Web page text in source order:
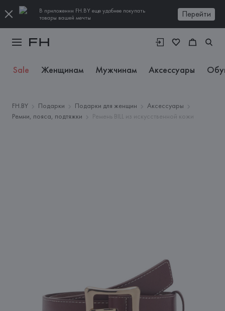
В приложении FH.BY еще удобнее покупать
товары вашей мечты
Перейти
Sale Женщинам Мужчинам Аксессуары
FH.BY Подарки Подарки для женщин
Аксессуары
Ремни, пояса, подтяжки
Ремень BILL из искусственной кожи